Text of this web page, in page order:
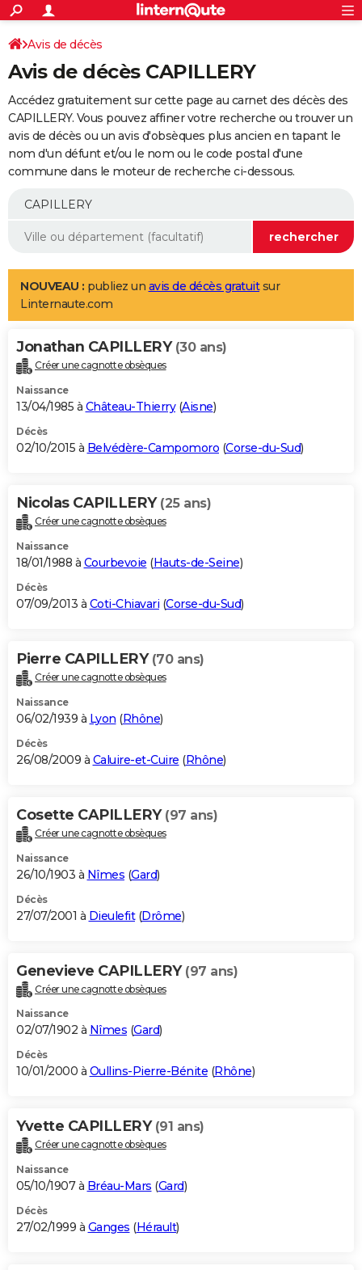
ACTUALITÉS
Politique
Société
Faits Divers
Education
Monde
Villes
+
SPORT
Coupe du monde 2026
Football
Tennis
Cyclisme
Rugby
Forum
Programme TV
TNT
Streaming
Cinéma
Sorties cinéma
Musique
+
FINANCE
Retraite
Epargne
Immobilier
Risques naturels par ville
Banque
Assurance
AUTO
Essais
Réserver un essai
Citadines
Berlines
SUV
Forum auto
+
Mobiles
Meilleur smartphone
Internet
Ordinateurs
Jeux vidéo
Guide high-tech
Aménagement intérieur
LIFESTYLE
Art de vivre
Bien-être
Loisirs
Mode
Modes de vie
Alimentation
Guide de la santé
Maladies
Médicaments
Sommeil
VOYAGE
Destinations
City break
Voyage nature
Voyage de noces
Forum
Climat
+PHOTO
GUIDES D'ACHAT
BONS PLANS
Carte de Noël
Carte Bonne année
Carte Saint-Valentin
Carte Pâques
Carte d'anniversaire
DICTIONNAIRE
Dictionnaire
Biographies
Citations
Expressions
Proverbes
PROGRAMME TV
S'inscrire
Se connecter
Lycées
Collèges
Primaires
Universités
Entreprises
Service militaire
Avis de recherche
AVIS DE DÉCÈS
Bricolage
Lifestyle
Culture
Sport
Auto
Television
Voyage
Cinema
Avis de décès
Avis de décès CAPILLERY
Accédez gratuitement sur cette page au carnet des décès des
CAPILLERY. Vous pouvez affiner votre recherche ou trouver un
avis de décès ou un avis d'obsèques plus ancien en tapant le
nom d'un défunt et/ou le nom ou le code postal d'une
commune dans le moteur de recherche ci-dessous.
NOUVEAU : publiez un avis de décès gratuitsur
Linternaute.com
Jonathan CAPILLERY (30 ans)
Créer une cagnotte obsèques
Naissance
13/04/1985 à Château-Thierry(Aisne)
Décès
02/10/2015 à Belvédère-Campomoro (Corse-du-Sud)
Nicolas CAPILLERY (25 ans)
Créer une cagnotte obsèques
Naissance
18/01/1988 à Courbevoie (Hauts-de-Seine)
Décès
07/09/2013 à Coti-Chiavari (Corse-du-Sud)
Pierre CAPILLERY (70 ans)
Créer une cagnotte obsèques
Naissance
06/02/1939 à Lyon (Rhône)
Décès
26/08/2009 à Caluire-et-Cuire (Rhône)
Cosette CAPILLERY (97 ans)
Créer une cagnotte obsèques
Naissance
26/10/1903 à Nîmes (Gard)
Décès
27/07/2001 à Dieulefit(Drôme)
Genevieve CAPILLERY (97 ans)
Créer une cagnotte obsèques
Naissance
02/07/1902 à Nîmes (Gard)
Décès
10/01/2000 à Oullins-Pierre-Bénite (Rhône)
Yvette CAPILLERY (91 ans)
Créer une cagnotte obsèques
Naissance
05/10/1907 à Bréau-Mars (Gard)
Décès
27/02/1999 à Ganges (Hérault)